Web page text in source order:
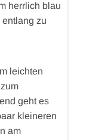
herrlich blau
zu
leichten
geht es
kleineren
am